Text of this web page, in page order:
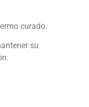
curado.
su